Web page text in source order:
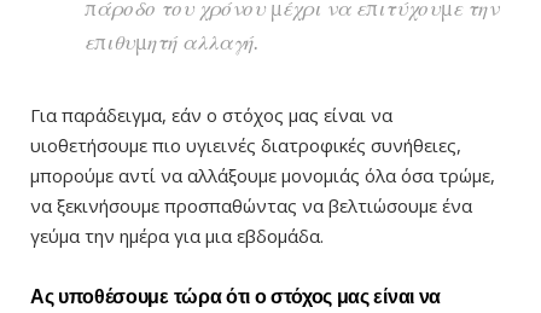
πάροδο του χρόνου μέχρι να επιτύχουμε την
επιθυμητή αλλαγή.
Για παράδειγμα, εάν ο στόχος μας είναι να
υιοθετήσουμε πιο υγιεινές διατροφικές συνήθειες,
μπορούμε αντί να αλλάξουμε μονομιάς όλα όσα τρώμε,
να ξεκινήσουμε προσπαθώντας να βελτιώσουμε ένα
γεύμα την ημέρα για μια εβδομάδα.
Ας υποθέσουμε τώρα ότι ο στόχος μας είναι να